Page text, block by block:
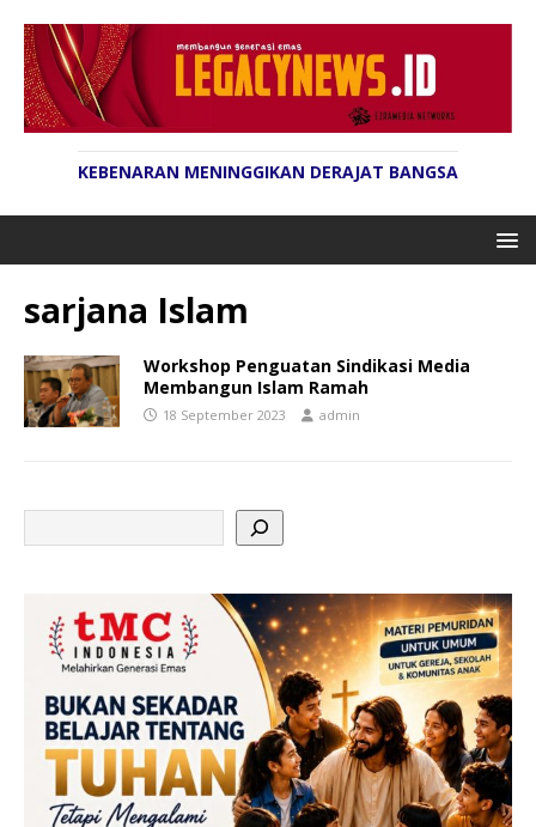
KEBENARAN MENINGGIKAN DERAJAT BANGSA
sarjana Islam
Workshop Penguatan Sindikasi Media
Membangun Islam Ramah
18 September 2023 admin